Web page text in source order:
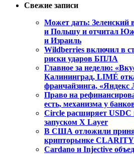
Свежие записи
Может дать: Зеленский
и Польшу и отчитал
и Израиль
Wildberries включил в
риски ударов БПЛА
Главное за неделю:
Калининград, LIMÉ
франчайзинга,
Право на
есть, механизма у
Circle расширяет USDC
запуском X Layer
В США отложили
крипторынке CLARITY
Cardano и Injective